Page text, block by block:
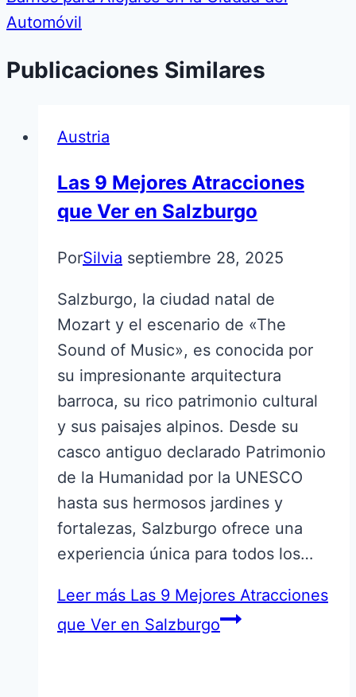
Automóvil
Publicaciones Similares
Austria
Las 9 Mejores Atracciones
que Ver en Salzburgo
PorSilvia septiembre 28, 2025
Salzburgo, la ciudad natal de
Mozart y el escenario de «The
Sound of Music», es conocida por
su impresionante arquitectura
barroca, su rico patrimonio cultural
y sus paisajes alpinos. Desde su
casco antiguo declarado Patrimonio
de la Humanidad por la UNESCO
hasta sus hermosos jardines y
fortalezas, Salzburgo ofrece una
experiencia única para todos los…
Leer más Las 9 Mejores Atracciones
que Ver en Salzburgo